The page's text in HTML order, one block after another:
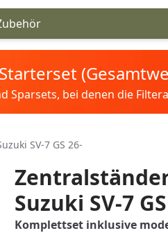
Sparsets, bei denen die
SV-7 GS 26-
Suzuki SV-7
Komplettset inklusive